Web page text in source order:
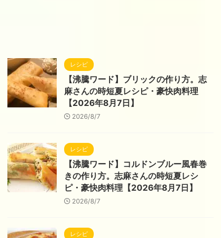
レシピ
【沸騰ワード】ブリックの作り方。志
麻さんの時短夏レシピ・豪快肉料理
【2026年8月7日】
2026/8/7
レシピ
【沸騰ワード】コルドンブルー風春巻
きの作り方。志麻さんの時短夏レシ
ピ・豪快肉料理【2026年8月7日】
2026/8/7
レシピ